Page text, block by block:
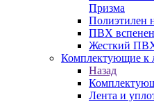
Призма
Полиэтилен
ПВХ
Жесткий
Комплектующие к
Назад
Лента и